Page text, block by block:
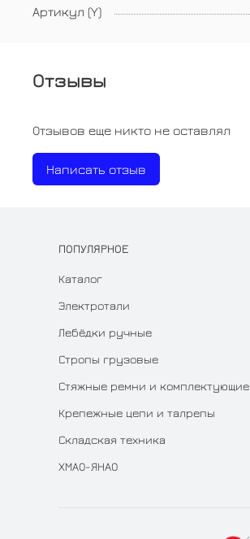
Артикул (Y)
Отзывы
Отзывов еще никто не оставлял
Написать отзыв
ПОПУЛЯРНОЕ
Каталог
Электротали
Лебёдки ручные
Стропы грузовые
Стяжные ремни и комплектующие
Крепежные цепи и талрепы
Складская техника
ХМАО-ЯНАО